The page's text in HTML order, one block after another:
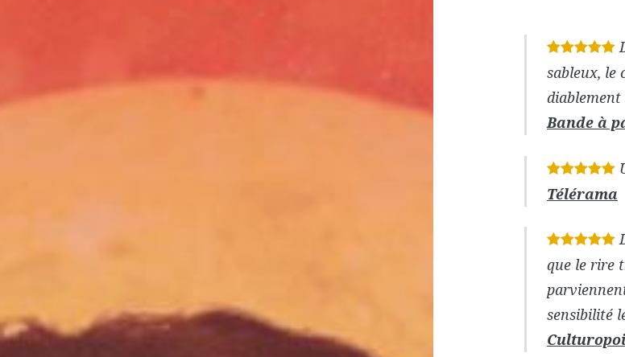
* * * * *
sableux, le
diablement
Bande à
* * * * *
Télérama
* * * * *
que le rire
sensibilité